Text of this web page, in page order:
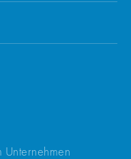
Unternehmen